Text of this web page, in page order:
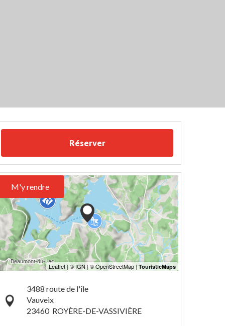
Réserver
M'y rendre
3488 route de l'île
Vauveix
23460 ROYÈRE-DE-VASSIVIÈRE